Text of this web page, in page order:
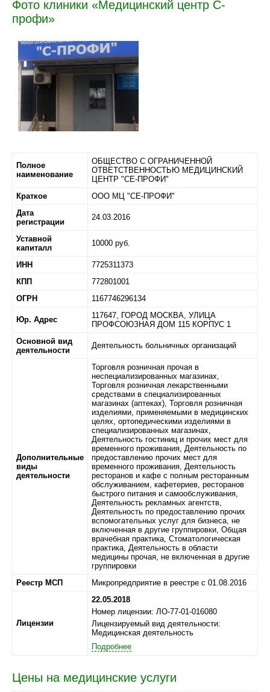
Фото клиники «Медицинский центр С-
профи»
Полное
наименование
ОБЩЕСТВО С ОГРАНИЧЕННОЙ
ОТВЕТСТВЕННОСТЬЮ МЕДИЦИНСКИЙ
ЦЕНТР "СЕ-ПРОФИ"
Краткое
ООО МЦ "СЕ-ПРОФИ"
Дата
регистрации
24.03.2016
Уставной
капиталл
10000 руб.
ИНН
7725311373
КПП
772801001
ОГРН
1167746296134
Юр. Адрес 117647, ГОРОД МОСКВА, УЛИЦА
ПРОФСОЮЗНАЯ ДОМ 115 КОРПУС 1
Основной вид
деятельности
Деятельность больничных организаций
Дополнительные
виды
деятельности
Торговля розничная прочая в
неспециализированных магазинах,
Торговля розничная лекарственными
средствами в специализированных
магазинах (аптеках), Торговля розничная
изделиями, применяемыми в медицинских
целях, ортопедическими изделиями в
специализированных магазинах,
Деятельность гостиниц и прочих мест для
временного проживания, Деятельность по
предоставлению прочих мест для
временного проживания, Деятельность
ресторанов и кафе с полным ресторанным
обслуживанием, кафетериев, ресторанов
быстрого питания и самообслуживания,
Деятельность рекламных агентств,
Деятельность по предоставлению прочих
вспомогательных услуг для бизнеса, не
включенная в другие группировки, Общая
врачебная практика, Стоматологическая
практика, Деятельность в области
медицины прочая, не включенная в другие
группировки
Реестр МСП
Микропредприятие в реестре с 01.08.2016
Лицензии
22.05.2018
Номер лицензии: ЛО-77-01-016080
Лицензируемый вид деятельности:
Медицинская деятельность
Подробнее
Цены на медицинские услуги